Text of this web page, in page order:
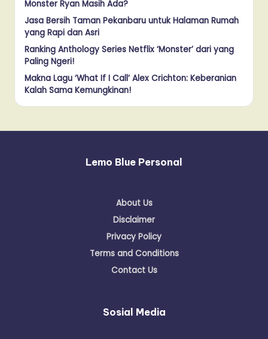
Monster Ryan Masih Ada?
Jasa Bersih Taman Pekanbaru untuk Halaman Rumah
yang Rapi dan Asri
Ranking Anthology Series Netflix ‘Monster’ dari yang
Paling Ngeri!
Makna Lagu ‘What If I Call’ Alex Crichton: Keberanian
Kalah Sama Kemungkinan!
Lemo Blue Personal
About Us
Disclaimer
Privacy Policy
Terms and Conditions
Contact Us
Sosial Media